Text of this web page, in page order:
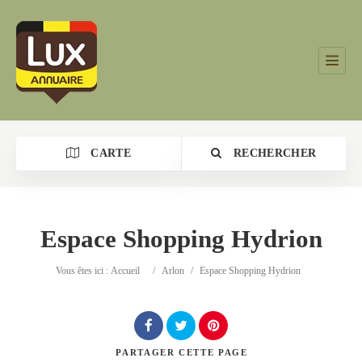
CARTE RECHERCHER
Catégorie
Espace Shopping Hydrion
Vous êtes ici : Accueil / Arlon / Espace Shopping Hydrion
PARTAGER CETTE PAGE